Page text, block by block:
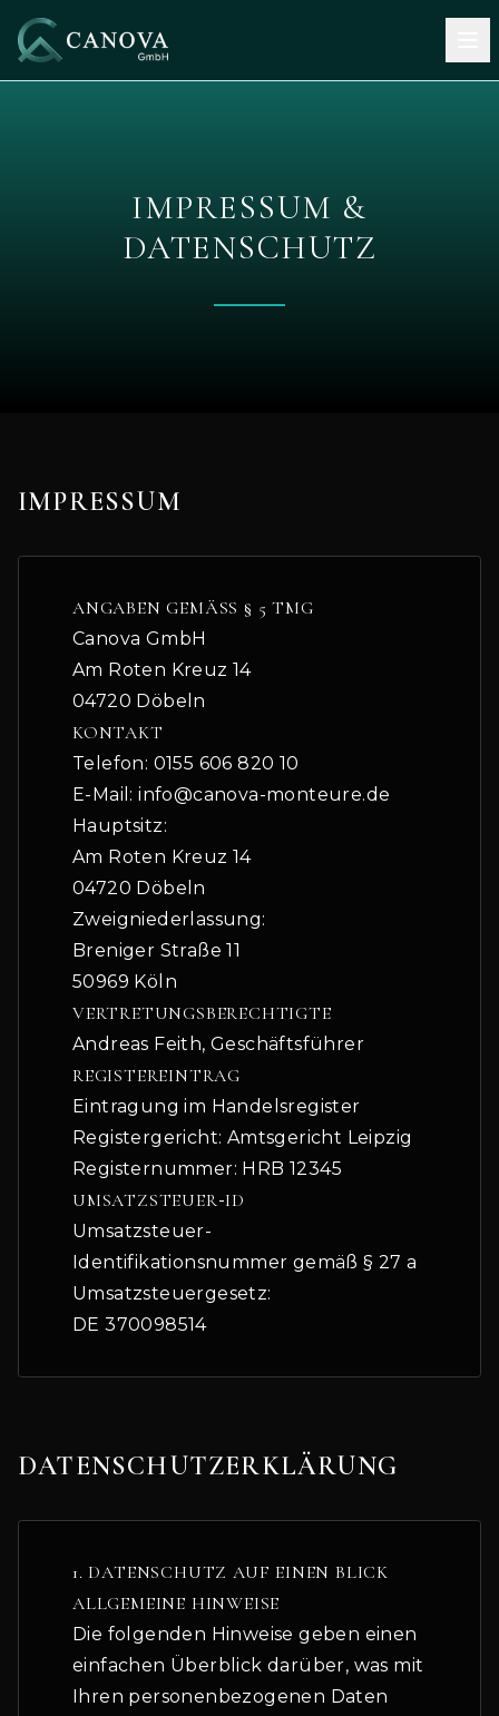
IMPRESSUM &
DATENSCHUTZ
IMPRESSUM
ANGABEN GEMÄSS § 5 TMG
Canova GmbH
Am Roten Kreuz 14
04720 Döbeln
KONTAKT
Telefon: 0155 606 820 10
E-Mail: info@canova-monteure.de
Hauptsitz:
Am Roten Kreuz 14
04720 Döbeln
Zweigniederlassung:
Breniger Straße 11
50969 Köln
VERTRETUNGSBERECHTIGTE
Andreas Feith, Geschäftsführer
REGISTEREINTRAG
Eintragung im Handelsregister
Registergericht: Amtsgericht Leipzig
Registernummer: HRB 12345
UMSATZSTEUER-ID
Umsatzsteuer-
Identifikationsnummer gemäß § 27 a
Umsatzsteuergesetz:
DE 370098514
DATENSCHUTZERKLÄRUNG
1. DATENSCHUTZ AUF EINEN BLICK
ALLGEMEINE HINWEISE
Die folgenden Hinweise geben einen
einfachen Überblick darüber, was mit
Ihren personenbezogenen Daten